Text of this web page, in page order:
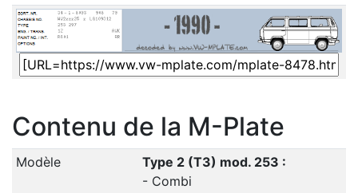
Contenu de la M-Plate
Modèle
Type 2 (T3) mod. 253 :
- Combi